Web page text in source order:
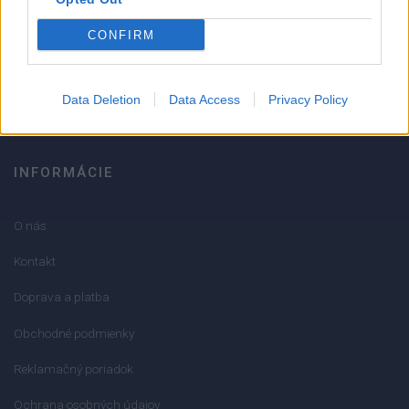
CONFIRM
Data Deletion Data Access Privacy Policy
051/776 56 18
INFORMÁCIE
O nás
Kontakt
Doprava a platba
Obchodné podmienky
Reklamačný poriadok
Ochrana osobných údajov